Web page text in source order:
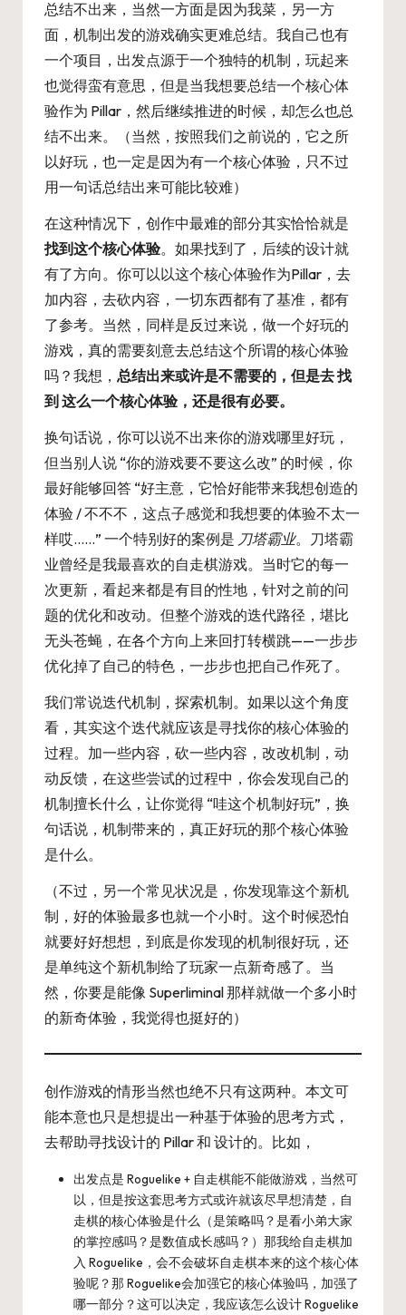
总结不出来，当然一方面是因为我菜，另一方
面，机制出发的游戏确实更难总结。我自己也有
一个项目，出发点源于一个独特的机制，玩起来
也觉得蛮有意思，但是当我想要总结一个核心体
验作为 Pillar，然后继续推进的时候，却怎么也总
结不出来。（当然，按照我们之前说的，它之所
以好玩，也一定是因为有一个核心体验，只不过
用一句话总结出来可能比较难）
在这种情况下，创作中最难的部分其实恰恰就是
找到这个核心体验。如果找到了，后续的设计就
有了方向。你可以以这个核心体验作为Pillar，去
加内容，去砍内容，一切东西都有了基准，都有
了参考。当然，同样是反过来说，做一个好玩的
游戏，真的需要刻意去总结这个所谓的核心体验
吗？我想， 总结出来或许是不需要的，但是去 找
到 这么一个核心体验，还是很有必要。
换句话说，你可以说不出来你的游戏哪里好玩，
但当别人说 “你的游戏要不要这么改” 的时候，你
最好能够回答 “好主意，它恰好能带来我想创造的
体验 / 不不不，这点子感觉和我想要的体验不太一
样哎……” 一个特别好的案例是 刀塔霸业。刀塔霸
业曾经是我最喜欢的自走棋游戏。当时它的每一
次更新，看起来都是有目的性地，针对之前的问
题的优化和改动。但整个游戏的迭代路径，堪比
无头苍蝇，在各个方向上来回打转横跳——一步步
优化掉了自己的特色，一步步也把自己作死了。
我们常说迭代机制，探索机制。如果以这个角度
看，其实这个迭代就应该是寻找你的核心体验的
过程。加一些内容，砍一些内容，改改机制，动
动反馈，在这些尝试的过程中，你会发现自己的
机制擅长什么，让你觉得 “哇这个机制好玩”，换
句话说，机制带来的，真正好玩的那个核心体验
是什么。
（不过，另一个常见状况是，你发现靠这个新机
制，好的体验最多也就一个小时。这个时候恐怕
就要好好想想，到底是你发现的机制很好玩，还
是单纯这个新机制给了玩家一点新奇感了。当
然，你要是能像 Superliminal 那样就做一个多小时
的新奇体验，我觉得也挺好的）
创作游戏的情形当然也绝不只有这两种。本文可
能本意也只是想提出一种基于体验的思考方式，
去帮助寻找设计的 Pillar 和 设计的。比如，
出发点是 Roguelike + 自走棋能不能做游戏，当然可
以，但是按这套思考方式或许就该尽早想清楚，自
走棋的核心体验是什么（是策略吗？是看小弟大家
的掌控感吗？是数值成长感吗？）那我给自走棋加
入 Roguelike，会不会破坏自走棋本来的这个核心体
验呢？那 Roguelike会加强它的核心体验吗，加强了
哪一部分？这可以决定，我应该怎么设计 Roguelike